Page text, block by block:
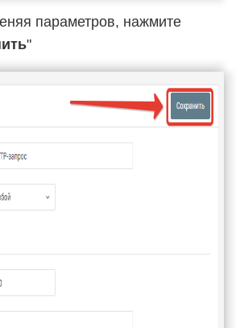
параметров, нажмите
"